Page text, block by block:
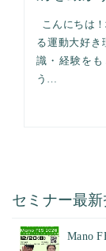
こんにちは
る運動大好
識・経験を
う…
セミナー最
Mano